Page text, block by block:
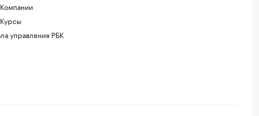
управления РБК